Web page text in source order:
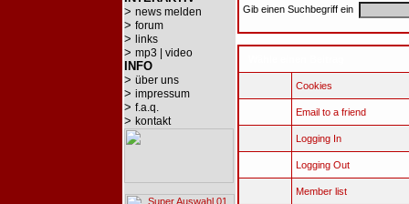
> news melden
> forum
> links
> mp3 | video
INFO
> über uns
> impressum
> f.a.q.
> kontakt
Gib einen Suchbegriff ein
Cookies
Email to a friend
Logging In
Logging Out
Member list